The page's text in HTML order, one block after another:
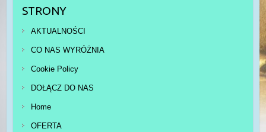
STRONY
AKTUALNOŚCI
CO NAS WYRÓŻNIA
Cookie Policy
DOŁĄCZ DO NAS
Home
OFERTA